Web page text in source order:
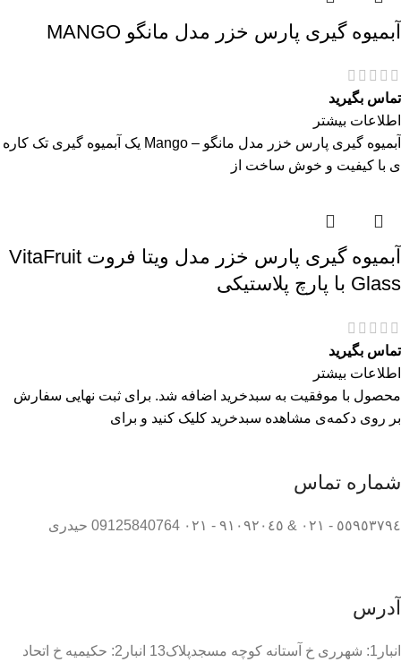
آبمیوه گیری پارس خزر مدل مانگو MANGO
تماس بگیرید
اطلاعات بیشتر
آبمیوه گیری پارس خزر مدل مانگو – Mango یک آبمیوه گیری تک کاره
ی با کیفیت و خوش ساخت از
آبمیوه گیری پارس خزر مدل ویتا فروت VitaFruit
Glass با پارچ پلاستیکی
تماس بگیرید
اطلاعات بیشتر
محصول با موفقیت به سبدخرید اضافه شد. برای ثبت نهایی سفارش
بر روی دکمه‌ی مشاهده سبدخرید کلیک کنید و برای
شماره تماس
٥٥٩٥٣٧٩٤ - ٠٢١ & ٩١٠٩٢٠٤٥ - ٠٢١ 09125840764 حیدری
آدرس
انبار1: شهرری خ آستانه کوچه مسجدپلاک13 انبار2: حکیمیه خ اتحاد